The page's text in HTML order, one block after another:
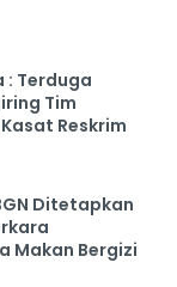
: Terduga
Tim
Reskrim
Ditetapkan
Makan Bergizi